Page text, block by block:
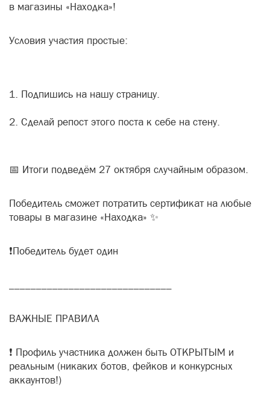
в магазины «Находка»!
Условия участия простые:
Подпишись на нашу страницу.
Сделай репост этого поста к себе на стену.
📅 Итоги подведём 27 октября случайным образом.
Победитель сможет потратить сертификат на любые
товары в магазине «Находка» ✨
❗Победитель будет один
ВАЖНЫЕ ПРАВИЛА
❗ Профиль участника должен быть ОТКРЫТЫМ и
реальным (никаких ботов, фейков и конкурсных
аккаунтов!)